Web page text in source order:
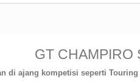
GT CHAMPIRO
di ajang kompetisi seperti